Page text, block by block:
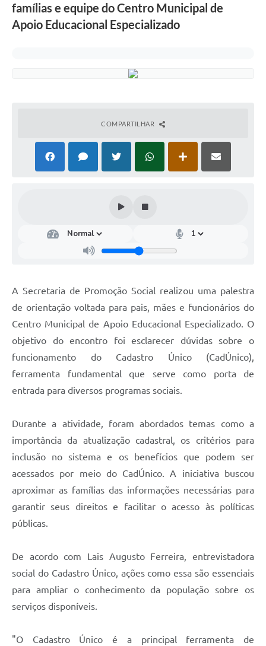
famílias e equipe do Centro Municipal de
Apoio Educacional Especializado
COMPARTILHAR
A Secretaria de Promoção Social realizou uma palestra
de orientação voltada para pais, mães e funcionários do
Centro Municipal de Apoio Educacional Especializado. O
objetivo do encontro foi esclarecer dúvidas sobre o
funcionamento do Cadastro Único (CadÚnico),
ferramenta fundamental que serve como porta de
entrada para diversos programas sociais.
Durante a atividade, foram abordados temas como a
importância da atualização cadastral, os critérios para
inclusão no sistema e os benefícios que podem ser
acessados por meio do CadÚnico. A iniciativa buscou
aproximar as famílias das informações necessárias para
garantir seus direitos e facilitar o acesso às políticas
públicas.
De acordo com Lais Augusto Ferreira, entrevistadora
social do Cadastro Único, ações como essa são essenciais
para ampliar o conhecimento da população sobre os
serviços disponíveis.
"O Cadastro Único é a principal ferramenta de